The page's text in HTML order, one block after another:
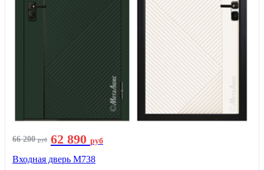
66 200руб 62 890 руб
Входная дверь М738